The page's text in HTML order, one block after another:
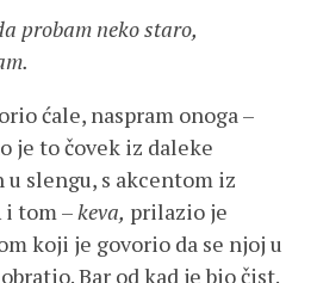
probam neko staro,
ćale, naspram onoga –
je to čovek iz daleke
slengu, s akcentom iz
i tom –keva, prilazio je
koji je govorio da se njoj u
Bar od kad je bio čist.